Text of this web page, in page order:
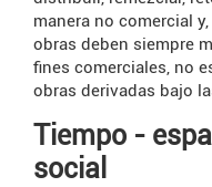
manera no comercial
obras deben siempre
fines comerciales, no
obras derivadas bajo
Tiempo -
social